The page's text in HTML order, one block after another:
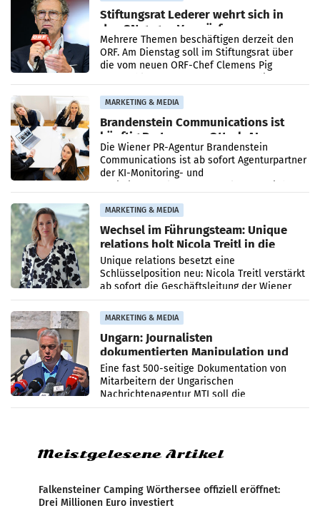
Stiftungsrat Lederer wehrt sich in
den SN gegen Vorwürfe
Mehrere Themen beschäftigen derzeit den
ORF. Am Dienstag soll im Stiftungsrat über
die vom neuen ORF-Chef Clemens Pig
MARKETING & MEDIA
Brandenstein Communications ist
künftig Partner von OtterlyAI
Die Wiener PR-Agentur Brandenstein
Communications ist ab sofort Agenturpartner
der KI-Monitoring- und
MARKETING & MEDIA
Wechsel im Führungsteam: Unique
relations holt Nicola Treitl in die
Geschäftsleitung
Unique relations besetzt eine
Schlüsselposition neu: Nicola Treitl verstärkt
ab sofort die Geschäftsleitung der Wiener
PR-Agentur an der Seite von Josef Kalina und
Anna Kalina-Mahr.
MARKETING & MEDIA
Ungarn: Journalisten
dokumentierten Manipulation und
Zensur
Eine fast 500-seitige Dokumentation von
Mitarbeitern der Ungarischen
Nachrichtenagentur MTI soll die
systematische Nachrichten-Manipulation und
Meistgelesene Artikel
Falkensteiner Camping Wörthersee offiziell eröffnet:
Drei Millionen Euro investiert